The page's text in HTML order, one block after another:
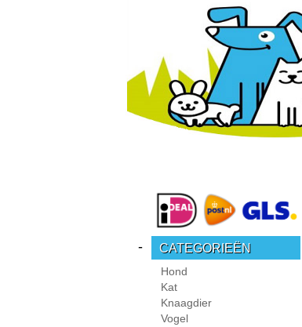
CATEGORIEËN
-
Hond
Kat
Knaagdier
Vogel